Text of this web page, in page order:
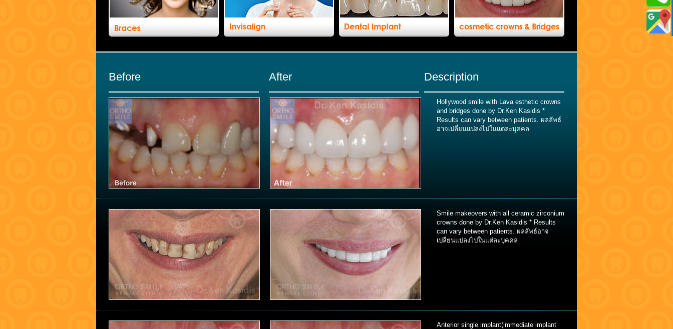
Before After Description
Hollywood smile with Lava esthetic crowns
and bridges done by Dr.Ken Kasidis *
Results can vary between patients. ผลลัพธ์
อาจเปลี่ยนแปลงไปในแต่ละบุคคล
Smile makeovers with all ceramic zirconium
crowns done by Dr.Ken Kasidis * Results
can vary between patients. ผลลัพธ์อาจ
เปลี่ยนแปลงไปในแต่ละบุคคล
Anterior single implant(immediate implant